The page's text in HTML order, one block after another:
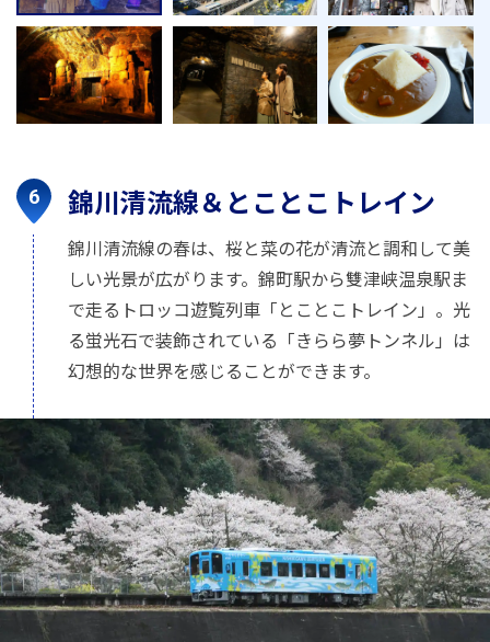
錦川清流線＆とことこトレイン
錦川清流線の春は、桜と菜の花が清流と調和して美
しい光景が広がります。錦町駅から雙津峡温泉駅ま
で走るトロッコ遊覧列車「とことこトレイン」。光
る蛍光石で装飾されている「きらら夢トンネル」は
幻想的な世界を感じることができます。